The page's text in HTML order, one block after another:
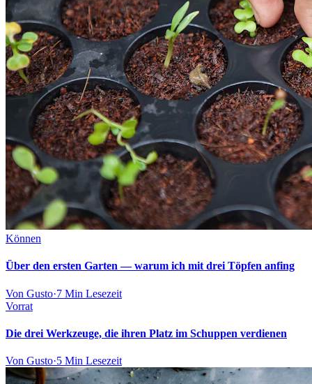
Können
Über den ersten Garten — warum ich mit drei Töpfen anfing
Von Gusto·7 Min Lesezeit
Vorrat
Die drei Werkzeuge, die ihren Platz im Schuppen verdienen
Von Gusto·5 Min Lesezeit